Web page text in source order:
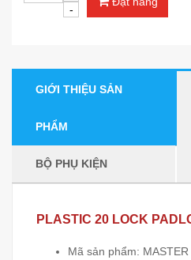
GIỚI THIỆU SẢN
PHẨM
BỘ PHỤ KIỆN
PLASTIC 20 LOCK
Mã sản phẩm: